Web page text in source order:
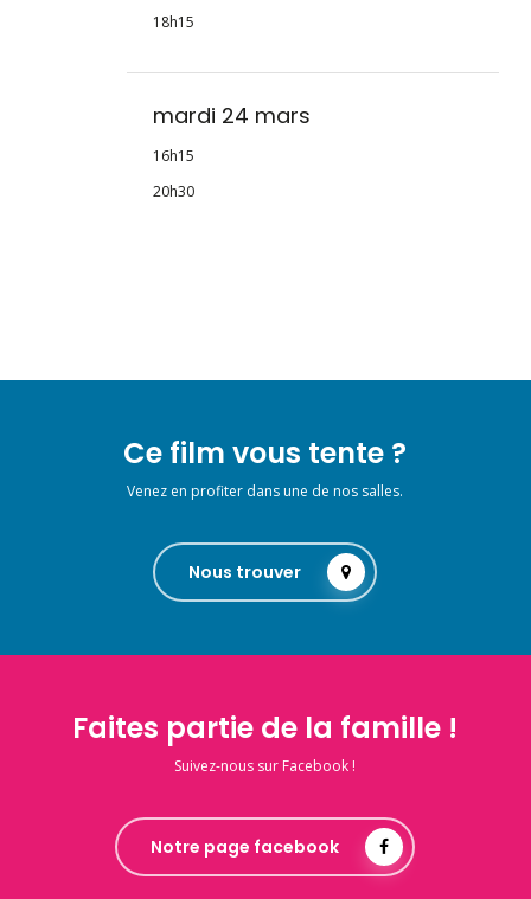
18h15
mardi 24 mars
16h15
20h30
Ce film vous tente ?
Venez en profiter dans une de nos salles.
Nous trouver
Faites partie de la famille !
Suivez-nous sur Facebook !
Notre page facebook